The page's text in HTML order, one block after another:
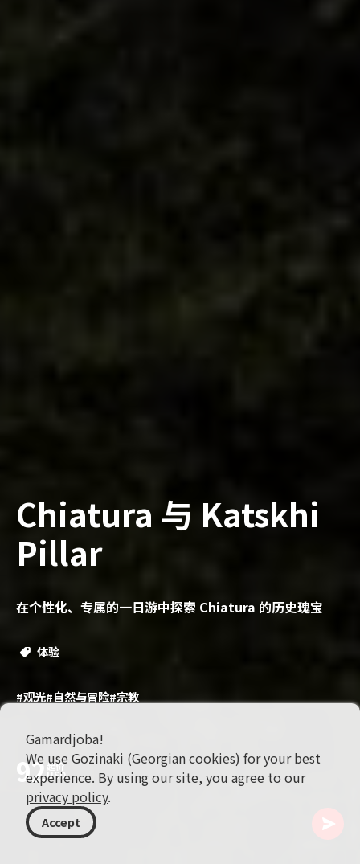
Chiatura 与 Katskhi
Pillar
在个性化、专属的一日游中探索 Chiatura 的历史瑰宝
体验
#观光#自然与冒险#宗教
92起价
USD
Gamardjoba!
We use Gozinaki (Georgian cookies) for your best
experience. By using our site, you agree to our
privacy policy.
Accept